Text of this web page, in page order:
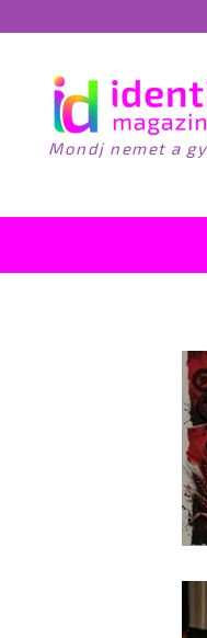
Mondj nemet a